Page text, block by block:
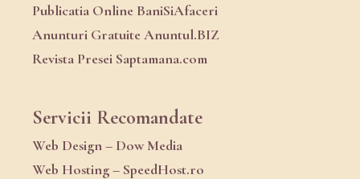
Publicatia Online BaniSiAfaceri
Anunturi Gratuite Anuntul.BIZ
Revista Presei Saptamana.com
Servicii Recomandate
Web Design – Dow Media
Web Hosting – SpeedHost.ro